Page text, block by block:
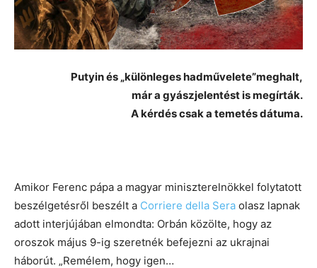
Putyin és „különleges hadművelete”meghalt,
már a gyászjelentést is megírták.
A kérdés csak a temetés dátuma.
Amikor Ferenc pápa a magyar miniszterelnökkel folytatott
beszélgetésről beszélt a Corriere della Sera olasz lapnak
adott interjújában elmondta: Orbán közölte, hogy az
oroszok május 9-ig szeretnék befejezni az ukrajnai
háborút. „Remélem, hogy igen…